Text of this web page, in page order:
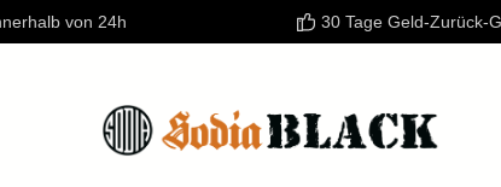
von 24h 30 Tage Geld-Zurück-